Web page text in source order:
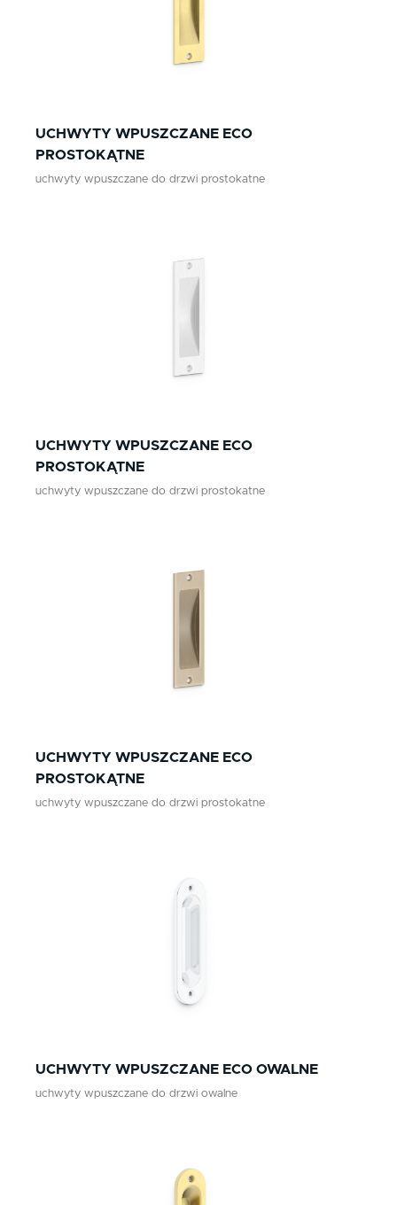
UCHWYTY WPUSZCZANE ECO
PROSTOKĄTNE
uchwyty wpuszczane do drzwi prostokatne
UCHWYTY WPUSZCZANE ECO
PROSTOKĄTNE
uchwyty wpuszczane do drzwi prostokatne
UCHWYTY WPUSZCZANE ECO
PROSTOKĄTNE
uchwyty wpuszczane do drzwi prostokatne
UCHWYTY WPUSZCZANE ECO OWALNE
uchwyty wpuszczane do drzwi owalne